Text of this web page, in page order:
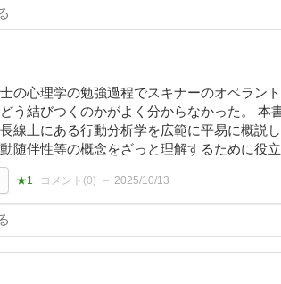
の心理学の勉強過程でスキナーのオペラン
う結びつくのかがよく分からなかった。 本
線上にある行動分析学を広範に平易に概説
随伴性等の概念をざっと理解するために役立
★1 コメント(0) 2025/10/13